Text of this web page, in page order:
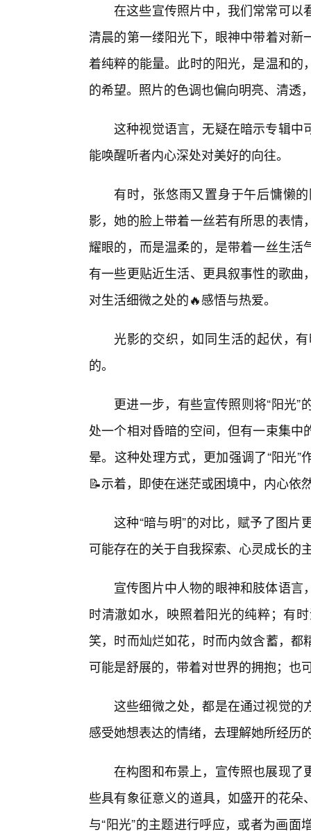
在这些宣传照片中，我们常常可以
清晨的第一缕阳光下，眼神中带着对
着纯粹的能量。此时的阳光，是温和
的希望。照片的色调也偏向明亮、清透
这种视觉语言，无疑在暗示专辑中
能唤醒听者内心深处对美好的向往。
有时，张悠雨又置身于午后慵懒
影，她的脸上带着一丝若有所思的表
耀眼的，而是温柔的，是带着一丝生
有一些更贴近生活、更具叙事性的歌
对生活细微之处的🔥感悟与热爱。
光影的交织，如同生活的起伏，
的。
更进一步，有些宣传照则将“阳光
处一个相对昏暗的空间，但有一束集
晕。这种处理方式，更加强调了“阳光
📝示着，即使在迷茫或困境中，内心依
这种“暗与明”的对比，赋予了图
可能存在的关于自我探索、心灵成长的
宣传图片中人物的眼神和肢体语
时清澈如水，映照着阳光的纯粹；有
笑，时而灿烂如花，时而内敛含蓄，
可能是舒展的，带着对世界的拥抱；也
这些细微之处，都是在通过视觉的
感受她想表达的情绪，去理解她所经历
在构图和布景上，宣传照也展现了
些具有象征意义的道具，如盛开的花
与“阳光”的主题进行呼应，或者为画